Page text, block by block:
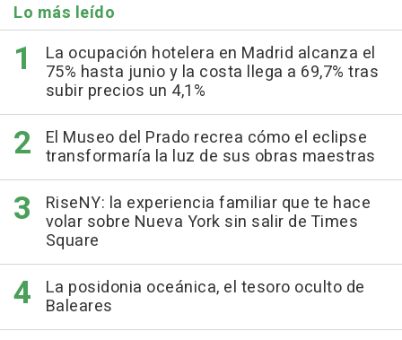
Lo más leído
La ocupación hotelera en Madrid alcanza el
75% hasta junio y la costa llega a 69,7% tras
subir precios un 4,1%
El Museo del Prado recrea cómo el eclipse
transformaría la luz de sus obras maestras
RiseNY: la experiencia familiar que te hace
volar sobre Nueva York sin salir de Times
Square
La posidonia oceánica, el tesoro oculto de
Baleares